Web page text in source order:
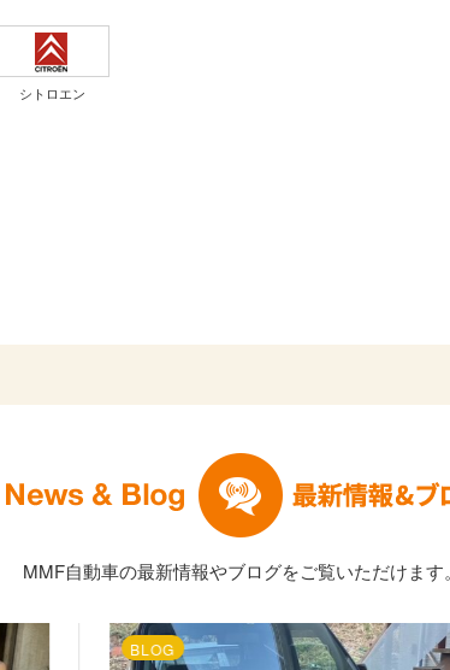
シトロエン
MMF自動車の最新情報やブログをご覧いただけます。
BLOG